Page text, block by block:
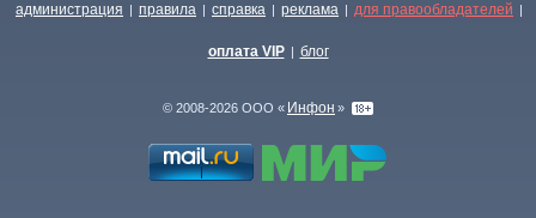
администрация | правила | справка | реклама | для правообладателей |
оплата VIP | блог
© 2008-2026 ООО « Инфон »